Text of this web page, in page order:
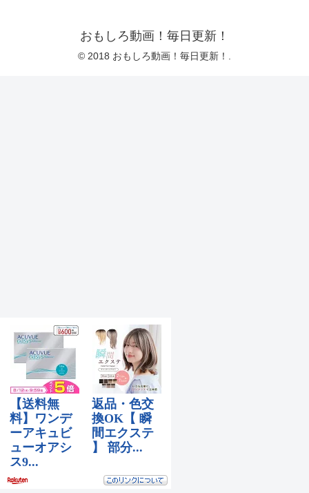
おもしろ動画！毎日更新！
© 2018 おもしろ動画！毎日更新！.